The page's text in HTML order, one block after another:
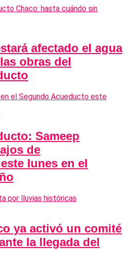
afectado el agua
obras del
Sameep
de
lunes en el
ya activó un comité
la llegada del